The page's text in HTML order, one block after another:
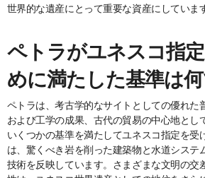
世界的な遺産にとって重要な資産にしていま
ペトラがユネスコ指
めに満たした基準は
ペトラは、考古学的なサイトとしての優れた
および工学の成果、古代の貿易の中心地とし
いくつかの基準を満たしてユネスコ指定を受
は、驚くべき岩を削った建築物と水道システ
技術を反映しています。さまざまな文明の交